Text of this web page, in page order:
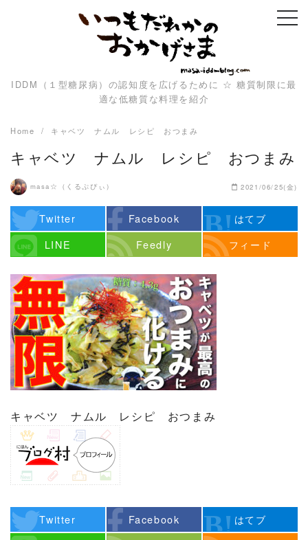
IDDM（１型糖尿病）の認知度を広げるために ☆ 糖質制限に最
適な低糖質な料理を紹介
Home キャベツ ナムル レシピ おつまみ
キャベツ ナムル レシピ おつまみ
masa☆（くるぷぴぃ） 2021/06/25(金)
Twitter Facebook
はてブ
LINE
Feedly フィード
キャベツ ナムル レシピ おつまみ
Twitter Facebook
はてブ